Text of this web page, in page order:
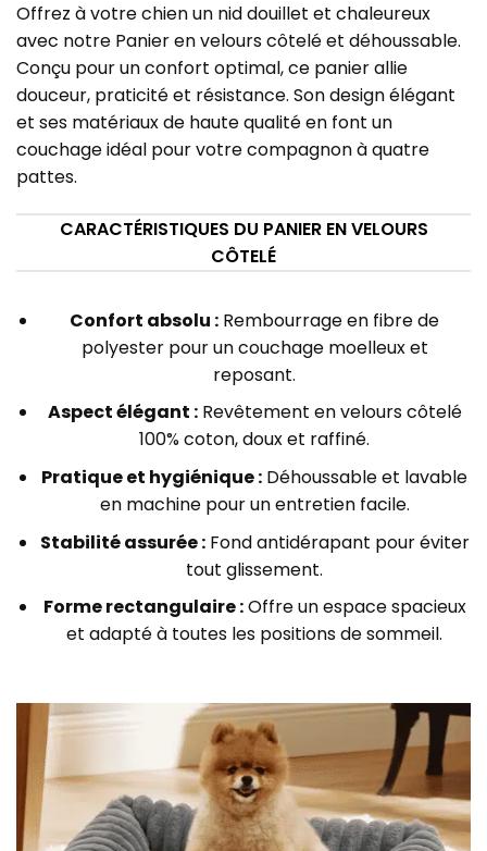
Offrez à votre chien un nid douillet et chaleureux
avec notre Panier en velours côtelé et déhoussable.
Conçu pour un confort optimal, ce panier allie
douceur, praticité et résistance. Son design élégant
et ses matériaux de haute qualité en font un
couchage idéal pour votre compagnon à quatre
pattes.
CARACTÉRISTIQUES DU PANIER EN VELOURS
CÔTELÉ
Confort absolu : Rembourrage en fibre de
polyester pour un couchage moelleux et
reposant.
Aspect élégant :Revêtement en velours côtelé
100% coton, doux et raffiné.
Pratique et hygiénique : Déhoussable et lavable
en machine pour un entretien facile.
Stabilité assurée :Fond antidérapant pour éviter
tout glissement.
Forme rectangulaire :Offre un espace spacieux
et adapté à toutes les positions de sommeil.